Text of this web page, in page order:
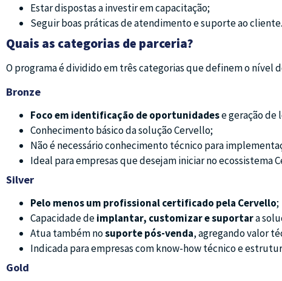
Estar dispostas a investir em capacitação;
Seguir boas práticas de atendimento e suporte ao cliente.
Quais as categorias de parceria?
O programa é dividido em três categorias que definem o nível
Bronze
Foco em identificação de oportunidadese geração de
Conhecimento básico da solução Cervello;
Não é necessário conhecimento técnico para
Ideal para empresas que desejam iniciar no ecossistema
Silver
Pelo menos um profissional certificado pela Cervello;
Capacidade deimplantar, customizar e suportara
Atua também nosuporte pós-venda, agregando valor
Indicada para empresas com know-how técnico e
Gold